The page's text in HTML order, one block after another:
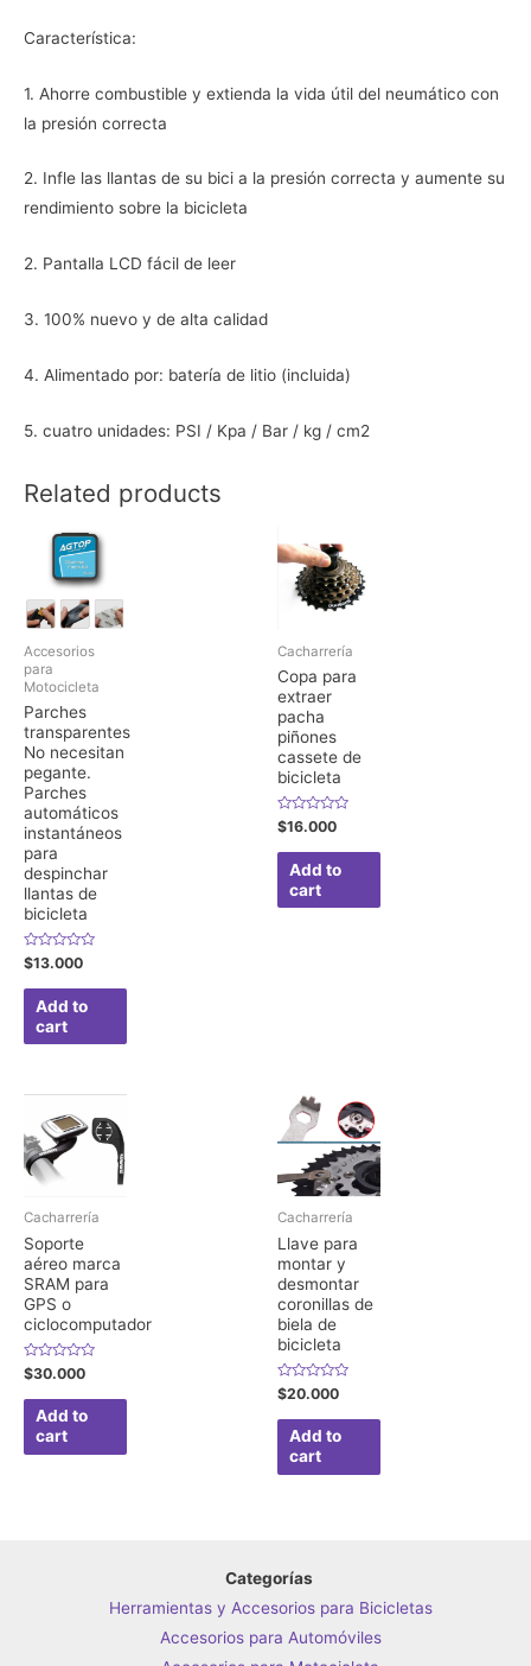
Característica:
1. Ahorre combustible y extienda la vida útil del neumático con
la presión correcta
2. Infle las llantas de su bici a la presión correcta y aumente su
rendimiento sobre la bicicleta
2. Pantalla LCD fácil de leer
3. 100% nuevo y de alta calidad
4. Alimentado por: batería de litio (incluida)
5. cuatro unidades: PSI / Kpa / Bar / kg / cm2
Related products
Accesorios
para
Motocicleta
Parches
transparentes
No necesitan
pegante.
Parches
automáticos
instantáneos
para
despinchar
llantas de
bicicleta
Rated
0
out
$13.000
Add to
cart
Cacharrería
Copa para
extraer
pacha
piñones
cassete de
bicicleta
Rated
0
out
$16.000
Add to
cart
Cacharrería
Soporte
aéreo marca
SRAM para
GPS o
ciclocomputador
Rated
0
out
$30.000
Add to
cart
Cacharrería
Llave para
montar y
desmontar
coronillas de
biela de
bicicleta
Rated
0
out
$20.000
Add to
cart
Categorías
Herramientas y Accesorios para Bicicletas
Accesorios para Automóviles